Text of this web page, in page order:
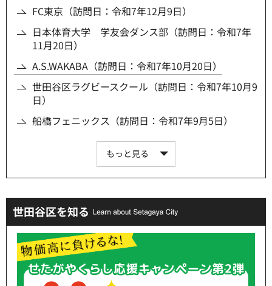
FC東京（訪問日：令和7年12月9日）
日本体育大学 学友会ダンス部（訪問日：令和7年
11月20日）
A.S.WAKABA（訪問日：令和7年10月20日）
世田谷区ラグビースクール（訪問日：令和7年10月9
日）
船橋フェニックス（訪問日：令和7年9月5日）
もっと見る
世田谷区を知る